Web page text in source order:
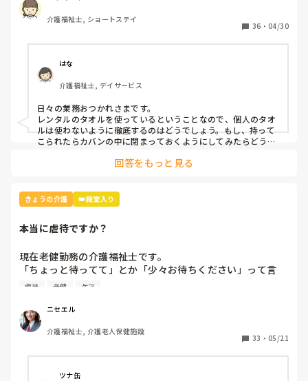
ントを書きましたが、対策って何？
介護福祉士, ショートステイ
36 ・ 04/30
はな
介護福祉士, デイサービス
日々の業務おつかれさまです。
レンタルのタオルを使っているということなので、個人のタオ
ルは使わないように徹底するのはどうでしょう。もし、持って
こられたらカバンの中に閉まっておくようにしてみたらどうで
回答をもっと見る
きょうの介護 👑殿堂入り
本当に虐待ですか？
現在老健勤務の介護福祉士です。
「ちょっと待ってて」とか「少々お待ちください」って言
葉、よく使いませんか？私の施設ではこの言葉は「利用者本
つまり虐待と同じ枠組みです。
そんなに悪い言葉ですか？むしろ必要な言葉だと思うのです
がいかがでしょう？
虐待 老健 ケア
ニセエル
介護福祉士, 介護老人保健施設
33 ・ 05/21
ツナ缶